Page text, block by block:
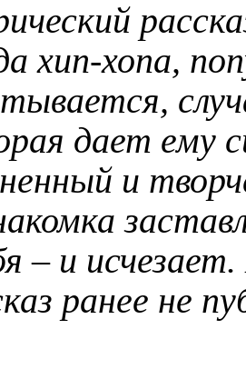
хип-хопа,
дает ему
и
– и
ранее не